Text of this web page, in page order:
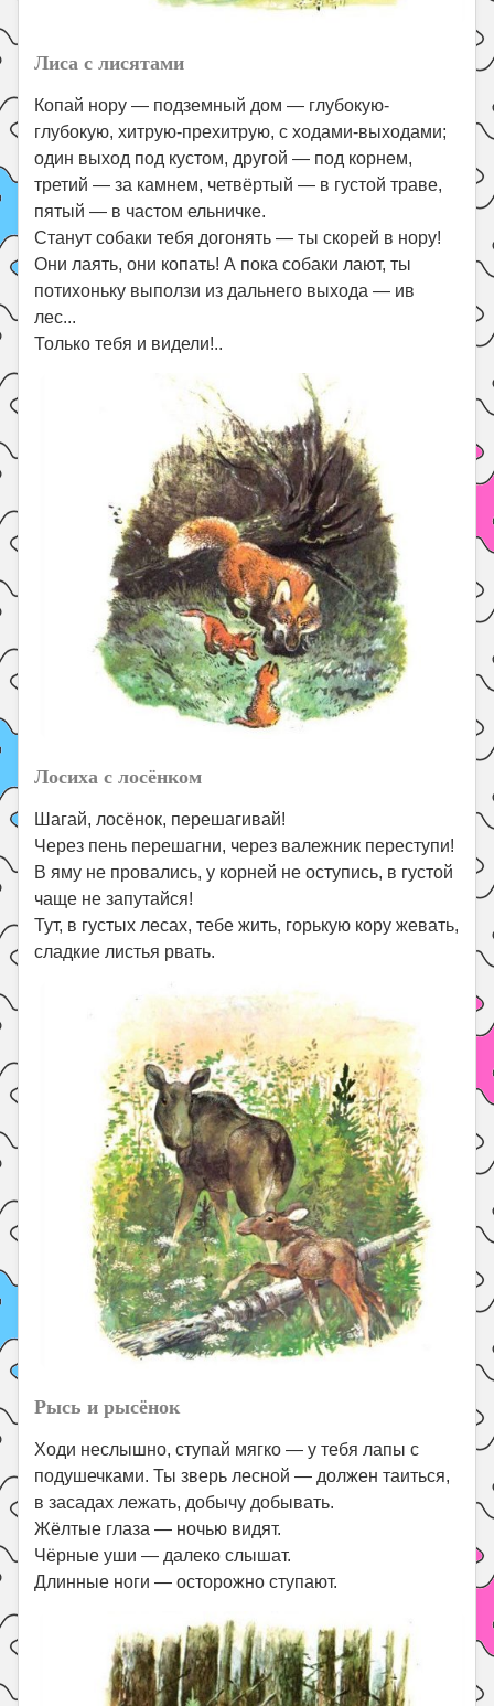
Лиса с лисятами
Копай нору — подземный дом — глубокую-
глубокую, хитрую-прехитрую, с ходами-выходами;
один выход под кустом, другой — под корнем,
третий — за камнем, четвёртый — в густой траве,
пятый — в частом ельничке.
Станут собаки тебя догонять — ты скорей в нору!
Они лаять, они копать! А пока собаки лают, ты
потихоньку выползи из дальнего выхода — ив
лес...
Только тебя и видели!..
Лосиха с лосёнком
Шагай, лосёнок, перешагивай!
Через пень перешагни, через валежник переступи!
В яму не провались, у корней не оступись, в густой
чаще не запутайся!
Тут, в густых лесах, тебе жить, горькую кору жевать,
сладкие листья рвать.
Рысь и рысёнок
Ходи неслышно, ступай мягко — у тебя лапы с
подушечками. Ты зверь лесной — должен таиться,
в засадах лежать, добычу добывать.
Жёлтые глаза — ночью видят.
Чёрные уши — далеко слышат.
Длинные ноги — осторожно ступают.